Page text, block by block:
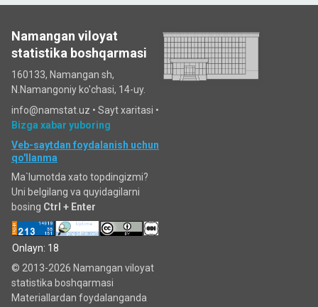
Namangan viloyat
statistika boshqarmasi
160133, Namangan sh,
N.Namangoniy ko'chasi, 14-uy.
info@namstat.uz • Sayt xaritasi •
Bizga xabar yuboring
Veb-saytdan foydalanish uchun
qo'llanma
Ma`lumotda xato topdingizmi?
Uni belgilang va quyidagilarni
bosing Ctrl + Enter
Onlayn: 18
© 2013-2026 Namangan viloyat
statistika boshqarmasi
Materiallardan foydalanganda